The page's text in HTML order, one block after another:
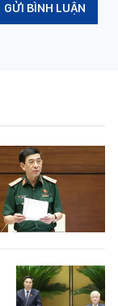
GỬI BÌNH LUẬN